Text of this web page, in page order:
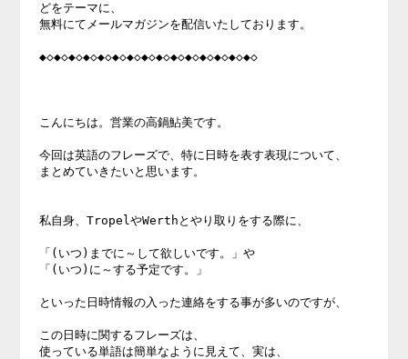
どをテーマに、
無料にてメールマガジンを配信いたしております。
◆◇◆◇◆◇◆◇◆◇◆◇◆◇◆◇◆◇◆◇◆◇◆◇◆◇◆◇◆◇
こんにちは。営業の高鍋鮎美です。
今回は英語のフレーズで、特に日時を表す表現について、
まとめていきたいと思います。
私自身、TropelやWerthとやり取りをする際に、
「(いつ)までに～して欲しいです。」や
「(いつ)に～する予定です。」
といった日時情報の入った連絡をする事が多いのですが、
この日時に関するフレーズは、
使っている単語は簡単なように見えて、実は、